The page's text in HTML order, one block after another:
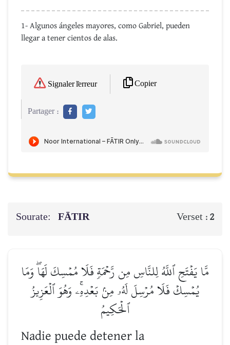
1- Algunos ángeles mayores, como Gabriel, pueden
llegar a tener cientos de alas.
Signaler l'erreur Copier
Partager :
Sourate: FĀTIR Verset : 2
مَّا يَفۡتَحِ ٱللَّهُ لِلنَّاسِ مِن رَّحۡمَةٖ فَلَا مُمۡسِكَ لَهَاۖ وَمَا
يُمۡسِكۡ فَلَا مُرۡسِلَ لَهُۥ مِنۢ بَعۡدِهِۦۚ وَهُوَ ٱلۡعَزِيزُ
ٱلۡحَكِيمُ
Nadie puede detener la